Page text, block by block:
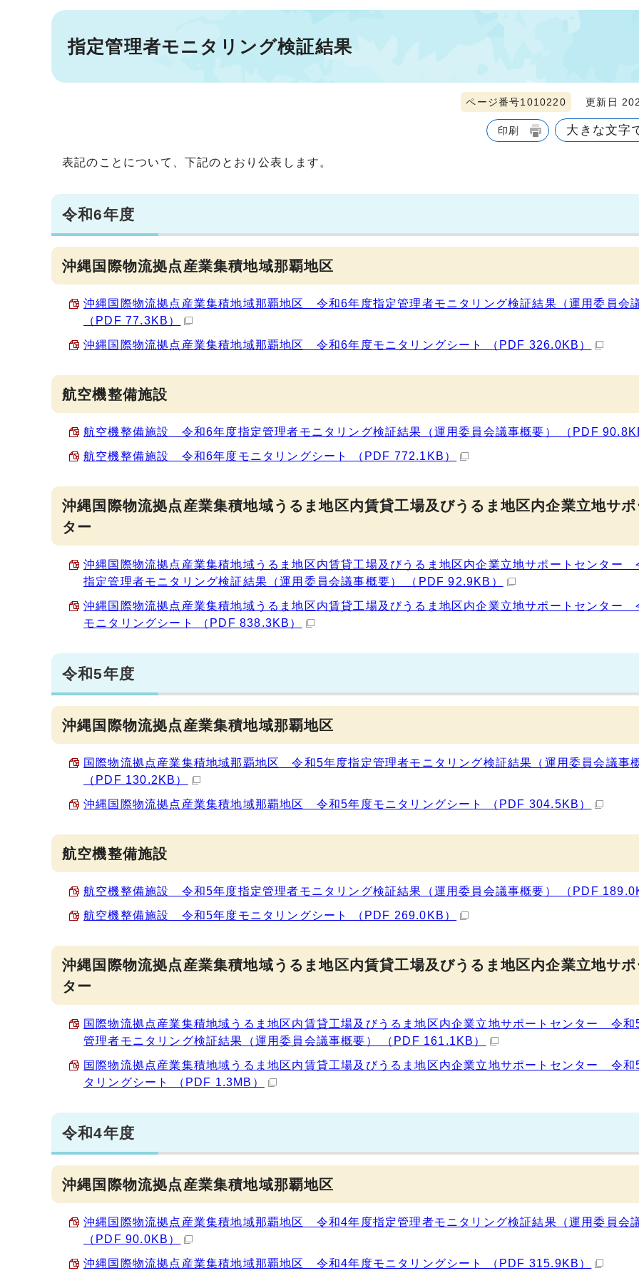
指定管理者モニタリング検証結果
ページ番号1010220 更新日
印刷 大きな文字
表記のことについて、下記のとおり公表します。
令和6年度
沖縄国際物流拠点産業集積地域那覇地区
沖縄国際物流拠点産業集積地域那覇地区 令和6年度指定管理者モニタリング検証結果（運用委員会
（PDF 77.3KB）
沖縄国際物流拠点産業集積地域那覇地区 令和6年度モニタリングシート （PDF 326.0KB）
航空機整備施設
航空機整備施設 令和6年度指定管理者モニタリング検証結果（運用委員会議事概要） （PDF
航空機整備施設 令和6年度モニタリングシート （PDF 772.1KB）
沖縄国際物流拠点産業集積地域うるま地区内賃貸工場及びうるま地区内企業立地サ
ター
沖縄国際物流拠点産業集積地域うるま地区内賃貸工場及びうるま地区内企業立地サポートセンター
指定管理者モニタリング検証結果（運用委員会議事概要） （PDF 92.9KB）
沖縄国際物流拠点産業集積地域うるま地区内賃貸工場及びうるま地区内企業立地サポートセンター
モニタリングシート （PDF 838.3KB）
令和5年度
沖縄国際物流拠点産業集積地域那覇地区
国際物流拠点産業集積地域那覇地区 令和5年度指定管理者モニタリング検証結果（運用委員会議事
（PDF 130.2KB）
沖縄国際物流拠点産業集積地域那覇地区 令和5年度モニタリングシート （PDF 304.5KB）
航空機整備施設
航空機整備施設 令和5年度指定管理者モニタリング検証結果（運用委員会議事概要） （PDF
航空機整備施設 令和5年度モニタリングシート （PDF 269.0KB）
沖縄国際物流拠点産業集積地域うるま地区内賃貸工場及びうるま地区内企業立地サ
ター
国際物流拠点産業集積地域うるま地区内賃貸工場及びうるま地区内企業立地サポートセンター 令和
管理者モニタリング検証結果（運用委員会議事概要） （PDF 161.1KB）
国際物流拠点産業集積地域うるま地区内賃貸工場及びうるま地区内企業立地サポートセンター 令和
タリングシート （PDF 1.3MB）
令和4年度
沖縄国際物流拠点産業集積地域那覇地区
沖縄国際物流拠点産業集積地域那覇地区 令和4年度指定管理者モニタリング検証結果（運用委員会
（PDF 90.0KB）
沖縄国際物流拠点産業集積地域那覇地区 令和4年度モニタリングシート （PDF 315.9KB）